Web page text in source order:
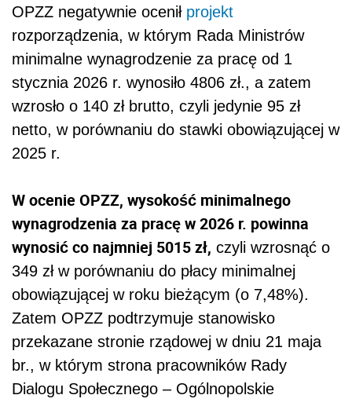
OPZZ negatywnie ocenił projekt
rozporządzenia, w którym Rada Ministrów
minimalne wynagrodzenie za pracę od 1
stycznia 2026 r. wynosiło 4806 zł., a zatem
wzrosło o 140 zł brutto, czyli jedynie 95 zł
netto, w porównaniu do stawki obowiązującej w
2025 r.
W ocenie OPZZ, wysokość minimalnego
wynagrodzenia za pracę w 2026 r. powinna
wynosić co najmniej 5015 zł, czyli wzrosnąć o
349 zł w porównaniu do płacy minimalnej
obowiązującej w roku bieżącym (o 7,48%).
Zatem OPZZ podtrzymuje stanowisko
przekazane stronie rządowej w dniu 21 maja
br., w którym strona pracowników Rady
Dialogu Społecznego – Ogólnopolskie